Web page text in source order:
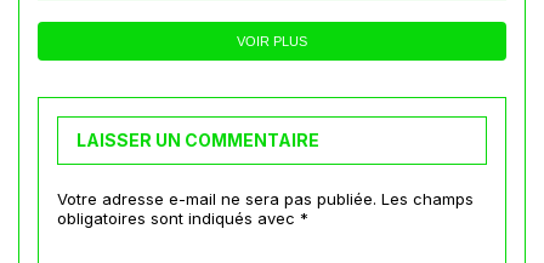
VOIR PLUS
LAISSER UN COMMENTAIRE
Votre adresse e-mail ne sera pas publiée. Les champs
obligatoires sont indiqués avec *